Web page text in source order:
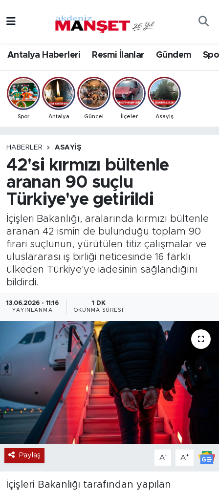
Antalya Haberleri Resmi İlanlar Gündem
Spor Antalya Güncel İlçeler Asayiş
HABERLER ASAYIŞ
42'si kırmızı bültenle
aranan 90 suçlu
Türkiye'ye getirildi
İçişleri Bakanlığı, aralarında kırmızı bültenle
aranan 42 ismin de bulunduğu toplam 90
firari suçlunun, yürütülen titiz çalışmalar ve
uluslararası iş birliği neticesinde 16 farklı
ülkeden Türkiye'ye iadesinin sağlandığını
bildirdi.
13.06.2026 - 11:16
YAYINLANMA
1 DK
OKUNMA SÜRESI
Paylaş A- A+
İçişleri Bakanlığı tarafından yapılan
Bilim & Teknoloji
Eğitim
Ekonomi
Gündem
İlçeler
Magazin
Özel Haber
Politika
Resmi İlanlar
Sağlık
Turizm
Antalya Hava Durumu
Antalya Namaz Vakitleri
Antalya Trafik Yoğunluk Haritası
Tüm Manşetler
Son Dakika Haberleri